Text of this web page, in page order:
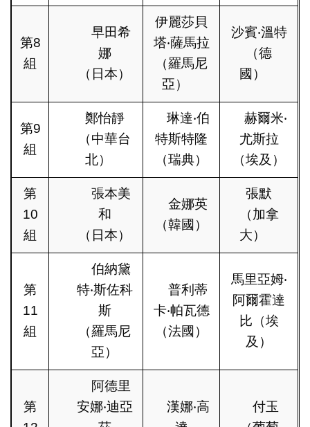
第8
組
早田希
娜
（日本）
伊麗莎貝
塔‧薩馬拉
（羅馬尼
亞）
沙賓‧溫特
（德
國）
第9
組
鄭怡靜
（中華台
北）
琳達‧伯
特斯特隆
（瑞典）
赫爾米‧
尤斯拉
（埃及）
第
10
組
張本美
和
（日本）
金娜英
（韓國）
張默
（加拿
大）
第
11
組
伯納黛
特‧斯佐科
斯
（羅馬尼
亞）
普利蒂
卡‧帕瓦德
（法國）
馬里亞姆‧
阿爾霍達
比（埃
及）
第
阿德里
安娜‧迪亞
漢娜‧高
付玉